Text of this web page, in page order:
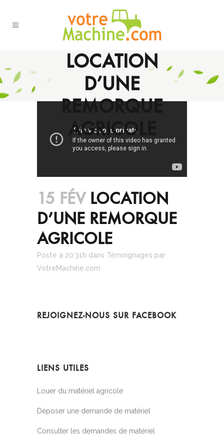
LOCATION
D’UNE
REMORQUE
AGRICOLE
15 FÉVLOCATION
D’UNE REMORQUE
AGRICOLE
Posté à 20:31h dans Témoignages par
VotreMachine.com
REJOIGNEZ-NOUS SUR FACEBOOK
LIENS UTILES
Louer du matériel agricole
Déposer une demande de matériel
Consulter les demandes de matériel